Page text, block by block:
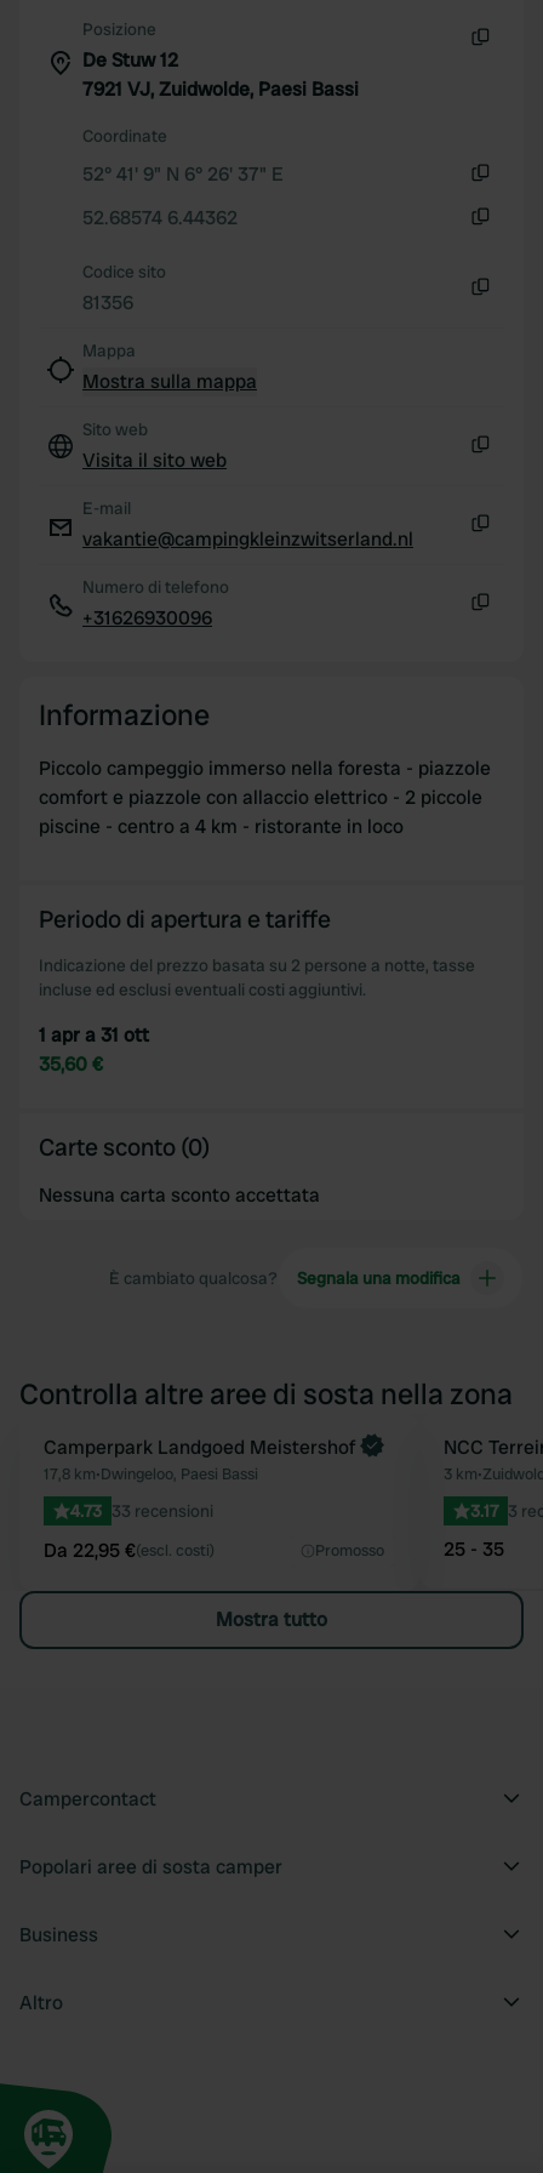
provide social media features and to analyse our traffic.
We also share information about your use of our site with
our social media, advertising and analytics partners who
of their services.
Posizione
De Stuw 12
7921 VJ, Zuidwolde, Paesi Bassi
Coordinate
52° 41' 9" N 6° 26' 37" E
52.68574 6.44362
Codice sito
81356
Mappa
Mostra sulla mappa
Sito web
Visita il sito web
E-mail
vakantie@campingkleinzwitserland.nl
Numero di telefono
+31626930096
Informazione
Piccolo campeggio immerso nella foresta - piazzole
comfort e piazzole con allaccio elettrico - 2 piccole
piscine - centro a 4 km - ristorante in loco
Periodo di apertura e tariffe
Indicazione del prezzo basata su 2 persone a notte, tasse
incluse ed esclusi eventuali costi aggiuntivi.
1 apr a 31 ott
35,60 €
Carte sconto (0)
Nessuna carta sconto accettata
È cambiato qualcosa? Segnala una modifica
Controlla altre aree di sosta nella zona
Preferito
Prenota ora
Camperpark Landgoed Meistershof
17,8 km•Dwingeloo, Paesi Bassi
4.73 33 recensioni
Da 22,95 €(escl. costi) Promosso
NCC
3 km•
3.17 3
25 - 35
Mostra tutto
Campercontact
Popolari aree di sosta camper
Business
Altro